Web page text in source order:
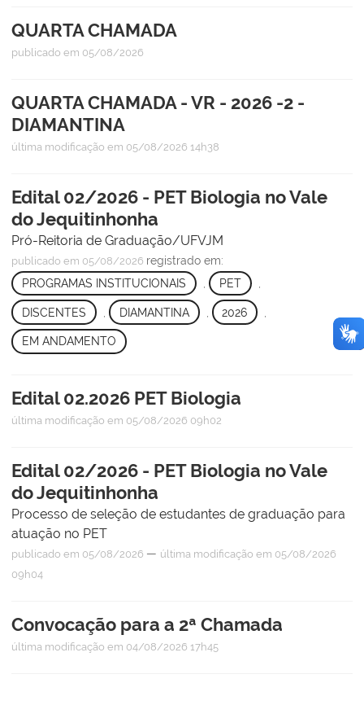
QUARTA CHAMADA
publicado em 05/08/2026
QUARTA CHAMADA - VR - 2026 -2 -
DIAMANTINA
última modificação em 05/08/2026 14h38
Edital 02/2026 - PET Biologia no Vale
do Jequitinhonha
Pró-Reitoria de Graduação/UFVJM
publicado em 05/08/2026 registrado em:
PROGRAMAS INSTITUCIONAIS
PET
DISCENTES DIAMANTINA 2026
EM ANDAMENTO
Edital 02.2026 PET Biologia
última modificação em 05/08/2026 09h02
Edital 02/2026 - PET Biologia no Vale
do Jequitinhonha
Processo de seleção de estudantes de graduação para
atuação no PET
publicado em 05/08/2026 — última modificação em 05/08/2026
09h04
Convocação para a 2ª Chamada
última modificação em 04/08/2026 17h45